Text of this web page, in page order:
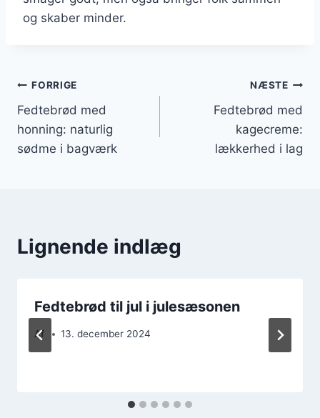
og skaber minder.
Indlægsnavigation
FORRIGE
Fedtebrød med
honning: naturlig
sødme i bagværk
NÆSTE
Fedtebrød med
kagecreme:
lækkerhed i lag
Lignende indlæg
Fedtebrød til jul i julesæsonen
Af 13. december 2024